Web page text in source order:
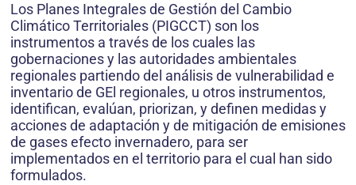
Los Planes Integrales de Gestión del Cambio
Climático Territoriales (PIGCCT) son los
instrumentos a través de los cuales las
gobernaciones y las autoridades ambientales
regionales partiendo del análisis de vulnerabilidad e
inventario de GEl regionales, u otros instrumentos,
identifican, evalúan, priorizan, y definen medidas y
acciones de adaptación y de mitigación de emisiones
de gases efecto invernadero, para ser
implementados en el territorio para el cual han sido
formulados.